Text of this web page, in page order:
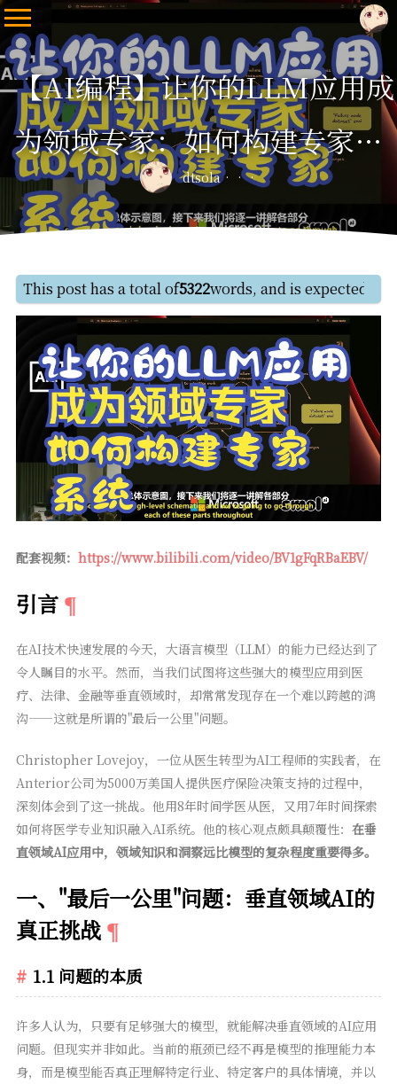
【AI编程】让你的LLM应用成
为领域专家：如何构建专家系
统
dtsola
This post has a total of5322words, and is expected to
配套视频： https://www.bilibili.com/video/BV1gFqRBaEBV/
引言
在AI技术快速发展的今天，大语言模型（LLM）的能力已经达到了
令人瞩目的水平。然而，当我们试图将这些强大的模型应用到医
疗、法律、金融等垂直领域时，却常常发现存在一个难以跨越的鸿
沟——这就是所谓的"最后一公里"问题。
Christopher Lovejoy，一位从医生转型为AI工程师的实践者，在
Anterior公司为5000万美国人提供医疗保险决策支持的过程中，
深刻体会到了这一挑战。他用8年时间学医从医，又用7年时间探索
如何将医学专业知识融入AI系统。他的核心观点颇具颠覆性： 在垂
直领域AI应用中，领域知识和洞察远比模型的复杂程度重要得多。
一、"最后一公里"问题：垂直领域AI的
真正挑战
1.1 问题的本质
许多人认为，只要有足够强大的模型，就能解决垂直领域的AI应用
问题。但现实并非如此。当前的瓶颈已经不再是模型的推理能力本
身，而是模型能否真正理解特定行业、特定客户的具体情境，并以